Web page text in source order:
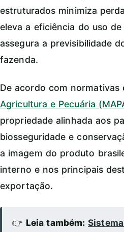
estruturados minimiza
eleva a eficiência do uso
assegura a previsibilidade
fazenda.
De acordo com normativas
Agricultura e Pecuária
propriedade alinhada aos
biosseguridade e
a imagem do produto
interno e nos principais
exportação.
👉 Leia também: